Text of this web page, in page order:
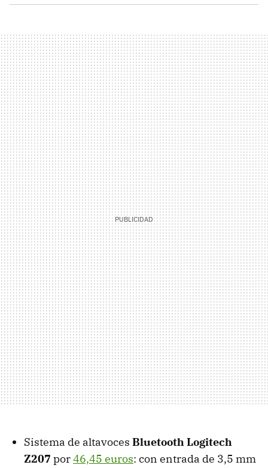
Sistema de altavoces Bluetooth Logitech
Z207 por46,45 euros: con entrada de 3,5 mm